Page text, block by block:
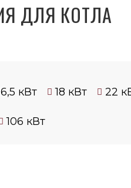
ДЛЯ КОТЛА
кВт 18 кВт 22
106 кВт